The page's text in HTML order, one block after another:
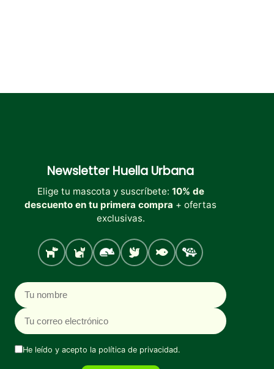
Newsletter Huella Urbana
Elige tu mascota y suscríbete: 10% de
descuento en tu primera compra + ofertas
exclusivas.
Perro Gato Roedores
Aves PecesTortugas
Nombre
Correo electrónico
He leído y acepto la política de privacidad.